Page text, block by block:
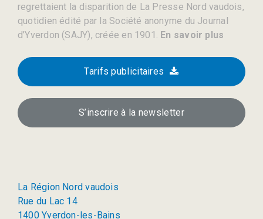
regrettaient la disparition de La Presse Nord vaudois,
quotidien édité par la Société anonyme du Journal
d’Yverdon (SAJY), créée en 1901. En savoir plus
Tarifs publicitaires
S’inscrire à la newsletter
La Région Nord vaudois
Rue du Lac 14
1400 Yverdon-les-Bains